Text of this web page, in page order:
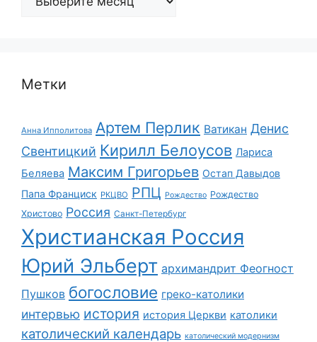
Метки
Анна Ипполитова Артем Перлик Ватикан Денис
Свентицкий Кирилл Белоусов Лариса
Беляева Максим Григорьев Остап Давыдов
Папа Франциск РКЦВО РПЦ Рождество Рождество
Христово Россия Санкт-Петербург
Христианская Россия
Юрий Эльберт архимандрит Феогност
Пушков богословие греко-католики
интервью история история Церкви католики
католический календарь католический модернизм